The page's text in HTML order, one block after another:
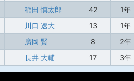
稲田 慎太郎 42 1年
川口 遼大 13 1年
廣岡 賢 8 2年
長井 大輔 17 3年